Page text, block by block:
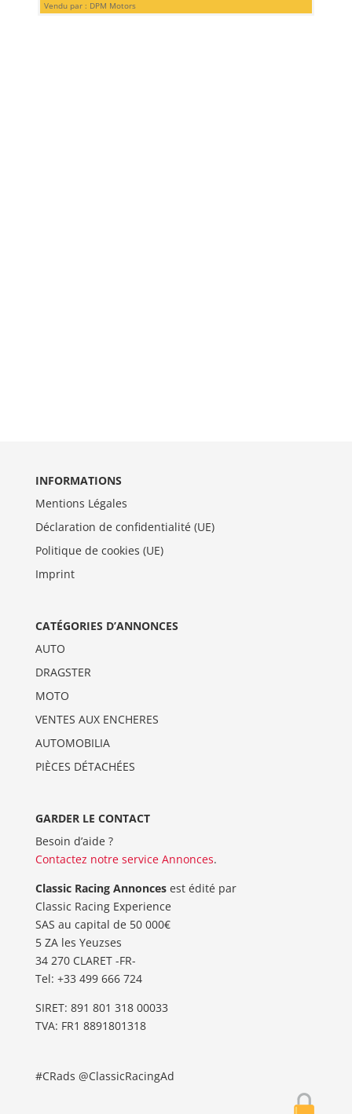
Vendu par : DPM Motors
INFORMATIONS
Mentions Légales
Déclaration de confidentialité (UE)
Politique de cookies (UE)
Imprint
CATÉGORIES D’ANNONCES
AUTO
DRAGSTER
MOTO
VENTES AUX ENCHERES
AUTOMOBILIA
PIÈCES DÉTACHÉES
GARDER LE CONTACT
Besoin d’aide ?
Contactez notre service Annonces.
Classic Racing Annoncesest édité par
Classic Racing Experience
SAS au capital de 50 000€
5 ZA les Yeuzses
34 270 CLARET -FR-
Tel: ‭+33 499 666 724‬
SIRET: 891 801 318 00033
TVA: FR1 8891801318
#CRads @ClassicRacingAd